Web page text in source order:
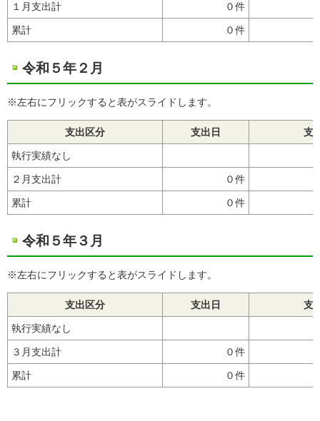
１月支出計 ０件
累計 ０件
令和５年２月
※左右にフリックすると表がスライドします。
支出区分 支出日 支
執行実績なし
２月支出計 ０件
累計 ０件
令和５年３月
※左右にフリックすると表がスライドします。
支出区分 支出日 支
執行実績なし
３月支出計 ０件
累計 ０件